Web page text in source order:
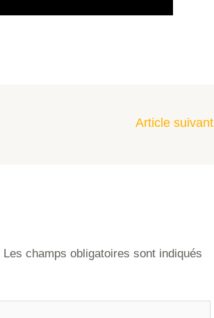
Article suivant
Les champs obligatoires sont indiqués